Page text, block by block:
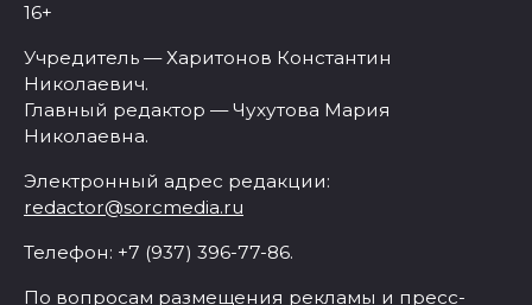
16+
Учредитель — Харитонов Константин
Николаевич.
Главный редактор — Чухутова Мария
Николаевна.
Электронный адрес редакции:
redactor@sorcmedia.ru
Телефон: +7 (937) 396-77-86.
По вопросам размещения рекламы и пресс-